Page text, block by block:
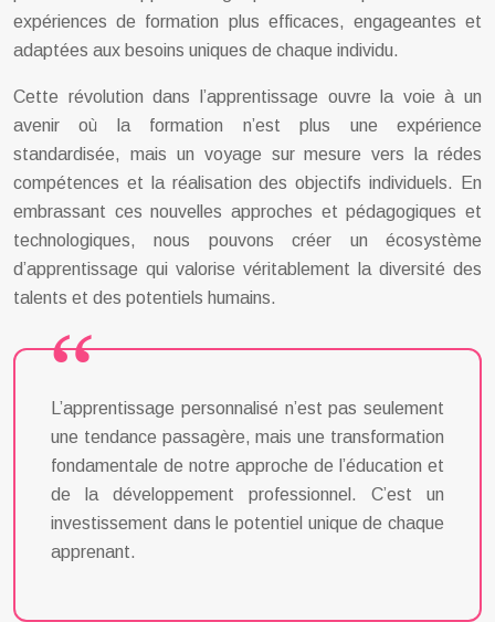
expériences de formation plus efficaces, engageantes et
adaptées aux besoins uniques de chaque individu.
Cette révolution dans l’apprentissage ouvre la voie à un
avenir où la formation n’est plus une expérience
standardisée, mais un voyage sur mesure vers la rédes
compétences et la réalisation des objectifs individuels. En
embrassant ces nouvelles approches et pédagogiques et
technologiques, nous pouvons créer un écosystème
d’apprentissage qui valorise véritablement la diversité des
talents et des potentiels humains.
L’apprentissage personnalisé n’est pas seulement
une tendance passagère, mais une transformation
fondamentale de notre approche de l’éducation et
de la développement professionnel. C’est un
investissement dans le potentiel unique de chaque
apprenant.